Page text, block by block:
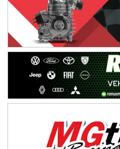
IAME SERIES ARGENTINA 6
Ramiro Tot (Asfalto)
Baradero (Buenos Aires)
KDO - F6
Ciudad de Trenque Lauquen (Asfalto)
Trenque Lauquen (Buenos Aires)
ENTRERRIANO - F6 (POSTERGADA)
Parque de la Velocidad (Asfalto)
VICTORIENSE - F7
El Cerro (Tierra)
Victoria (Entre Ríos)